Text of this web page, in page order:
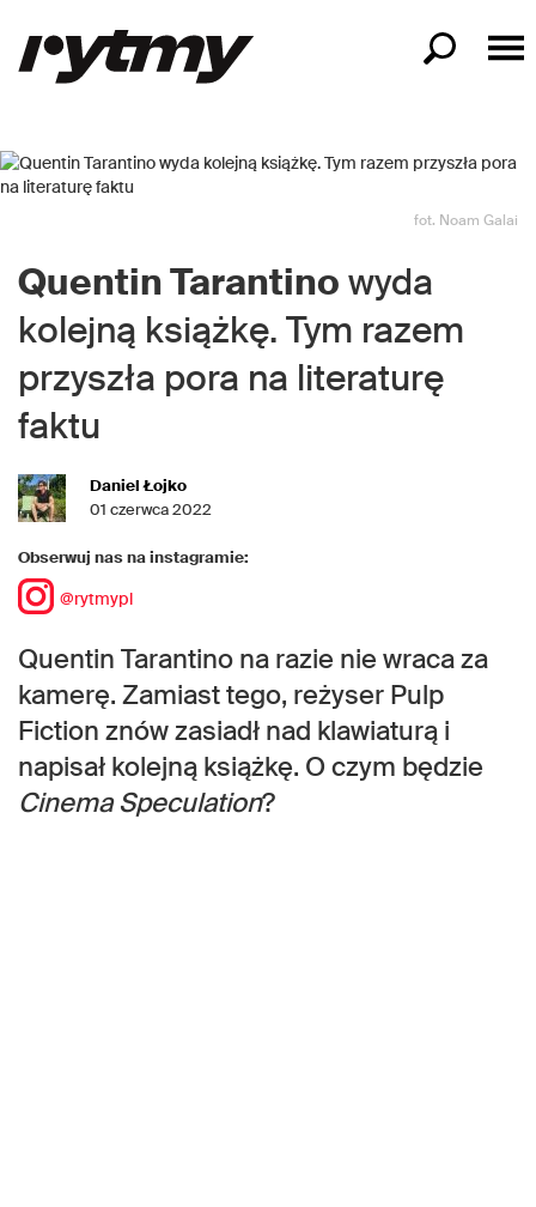
fot. Noam Galai
Quentin Tarantino wyda
kolejną książkę. Tym razem
przyszła pora na literaturę
faktu
Daniel Łojko
01 czerwca 2022
Obserwuj nas na instagramie:
@rytmypl
Quentin Tarantino na razie nie wraca za
kamerę. Zamiast tego, reżyser Pulp
Fiction znów zasiadł nad klawiaturą i
napisał kolejną książkę. O czym będzie
Cinema Speculation?